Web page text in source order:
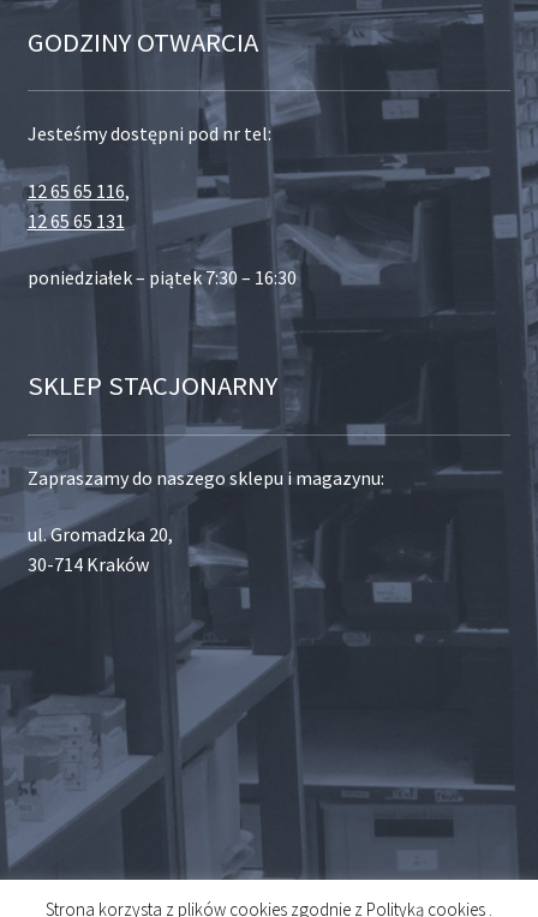
GODZINY OTWARCIA
Jesteśmy dostępni pod nr tel:
12 65 65 116,
12 65 65 131
poniedziałek – piątek 7:30 – 16:30
SKLEP STACJONARNY
Zapraszamy do naszego sklepu i magazynu:
ul. Gromadzka 20,
30-714 Kraków
Strona korzysta z plików cookies zgodnie z Polityką cookies .